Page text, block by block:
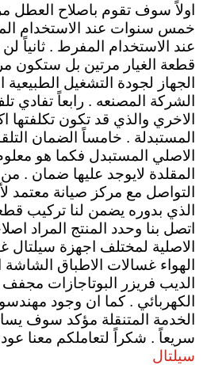
اولاً سوف تقوم باصلاح العطل
خمس سنوات عند الاستخدام
عند الاستخدام المفرط . ثانياً
قطعة الغيار مرتين بل ستكون
الجهاز لجودة التشغيل
الشركة المصنعه . رابعاً تفادي
الاخري والذي قد تكون تكلفتها
المستبدلة . خامساً الضمان
الاصلي المستبدل فكما هو
المقلدة لايوجد عليها ضمان .
التواصل مع مركز صيانة معتمد
الذي بدوره يضمن لنا تركيب
اتصل بنا وحدد المنتج المراد
الاصلية لمختلف اجهزة سيلتال
الهواء غسالات الاطباق
الديب فريزر البوتاجازات
الكهربائي . كما ان وجود
الخدمة المتنقلة مؤكد سوف
سريعاً . شكراً لتعاملكم معنا
سيلتال